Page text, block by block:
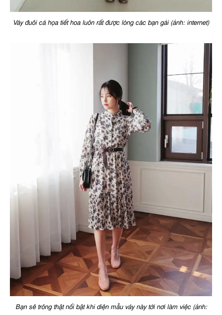
Váy đuôi cá họa tiết hoa luôn rất được lòng các bạn gái (ảnh: internet)
Bạn sẽ trông thật nổi bật khi diện mẫu váy này tới nơi làm việc (ảnh: